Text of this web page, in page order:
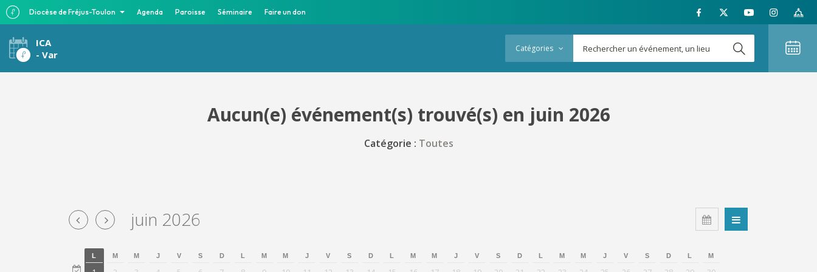
Diocèse de Fréjus-Toulon Agenda Paroisse Séminaire Faire un don
ICA
- Var
Catégories
Aucun(e) événement(s) trouvé(s) en juin 2026
Catégorie : Toutes
juin 2026
L M M J V S D L M M J V S D L M M J V S D L M M J V S D L M